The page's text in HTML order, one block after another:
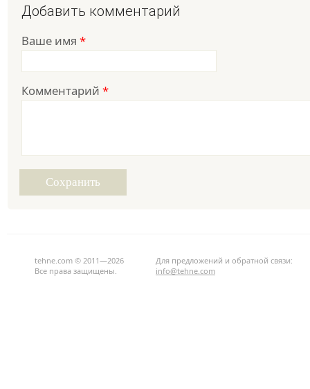
Добавить комментарий
Ваше имя *
Комментарий *
tehne.com © 2011—2026
Все права защищены.
Для предложений и обратной связи:
info@tehne.com